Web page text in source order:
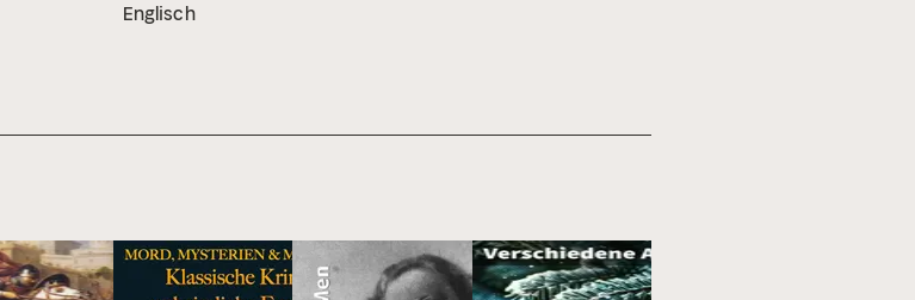
Englisch